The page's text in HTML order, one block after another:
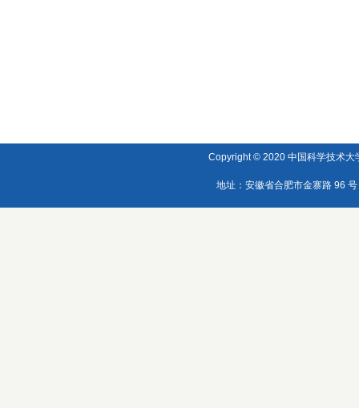
Copyright © 2020 中国科学技术
地址：安徽省合肥市金寨路 96 号